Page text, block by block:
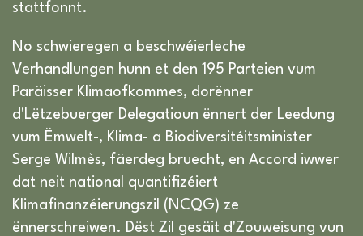
stattfonnt.
No schwieregen a beschwéierleche
Verhandlungen hunn et den 195 Parteien vum
Paräisser Klimaofkommes, dorënner
d'Lëtzebuerger Delegatioun ënnert der Leedung
vum Ëmwelt-, Klima- a Biodiversitéitsminister
Serge Wilmès, fäerdeg bruecht, en Accord iwwer
dat neit national quantifizéiert
Klimafinanzéierungszil (NCQG) ze
ënnerschreiwen. Dëst Zil gesäit d'Zouweisung vun